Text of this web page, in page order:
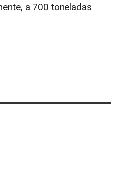
a 700 toneladas